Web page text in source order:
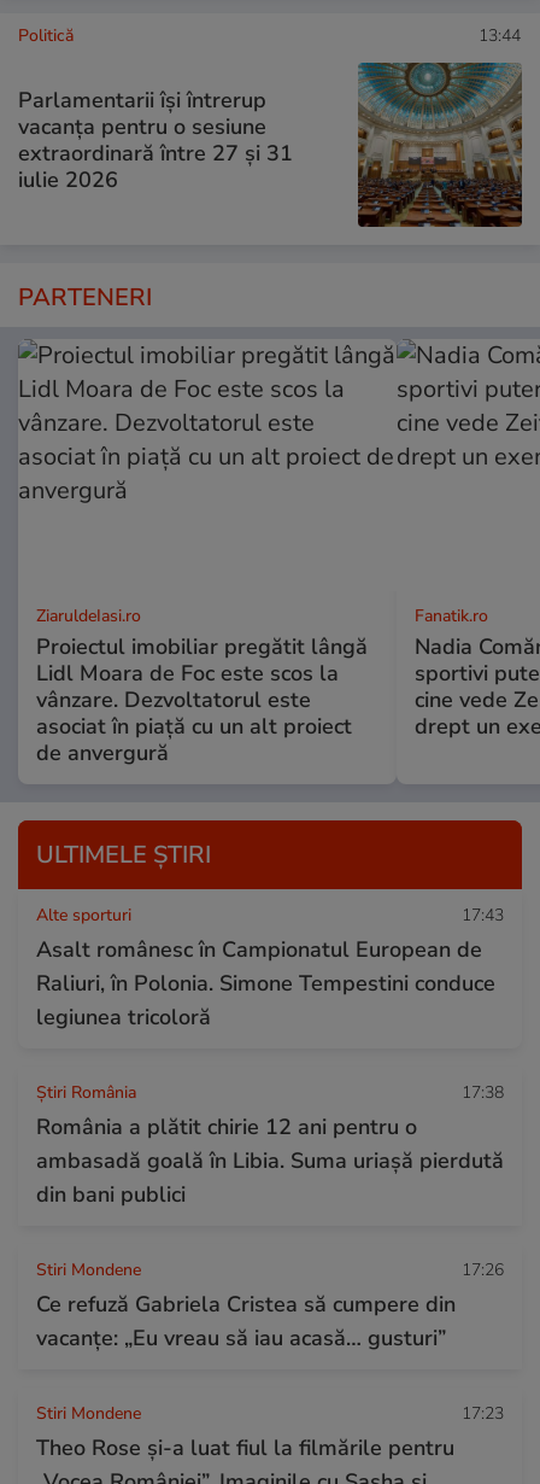
Politică 13:44
Parlamentarii își întrerup
vacanța pentru o sesiune
extraordinară între 27 și 31
iulie 2026
PARTENERI
ZiaruldeIasi.ro
Proiectul imobiliar pregătit lângă
Lidl Moara de Foc este scos la
vânzare. Dezvoltatorul este
asociat în piață cu un alt proiect
de anvergură
Fanatik.ro
Nadia
sportivi
cine vede
drept un
ULTIMELE ȘTIRI
Alte sporturi 17:43
Asalt românesc în Campionatul European de
Raliuri, în Polonia. Simone Tempestini conduce
legiunea tricoloră
Știri România 17:38
România a plătit chirie 12 ani pentru o
ambasadă goală în Libia. Suma uriașă pierdută
din bani publici
Stiri Mondene 17:26
Ce refuză Gabriela Cristea să cumpere din
vacanțe: „Eu vreau să iau acasă… gusturi”
Stiri Mondene 17:23
Theo Rose și-a luat fiul la filmările pentru